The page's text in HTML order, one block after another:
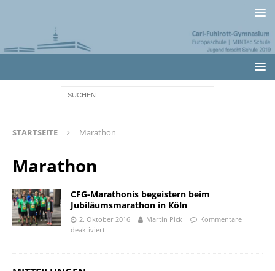
STARTSEITE Marathon
Marathon
CFG-Marathonis begeistern beim
Jubiläumsmarathon in Köln
2. Oktober 2016 Martin Pick
Kommentare
deaktiviert